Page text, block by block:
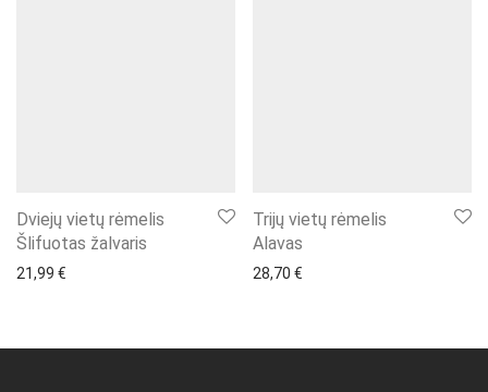
Dviejų vietų rėmelis
Šlifuotas žalvaris
21,99 €
Trijų vietų rėmelis
Alavas
28,70 €